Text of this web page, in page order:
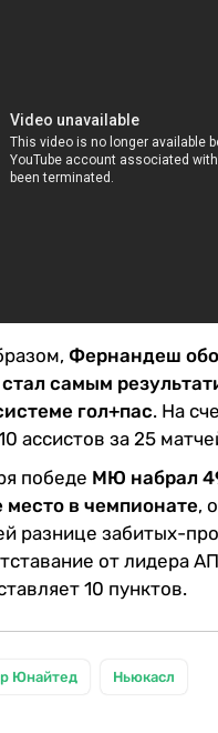
Фернандеш
самым
гол+пас. На
ассистов за 25
победе МЮ набрал
место в чемпионате,
разнице забитых-
от лидера
10 пунктов.
Юнайтед Ньюкасл